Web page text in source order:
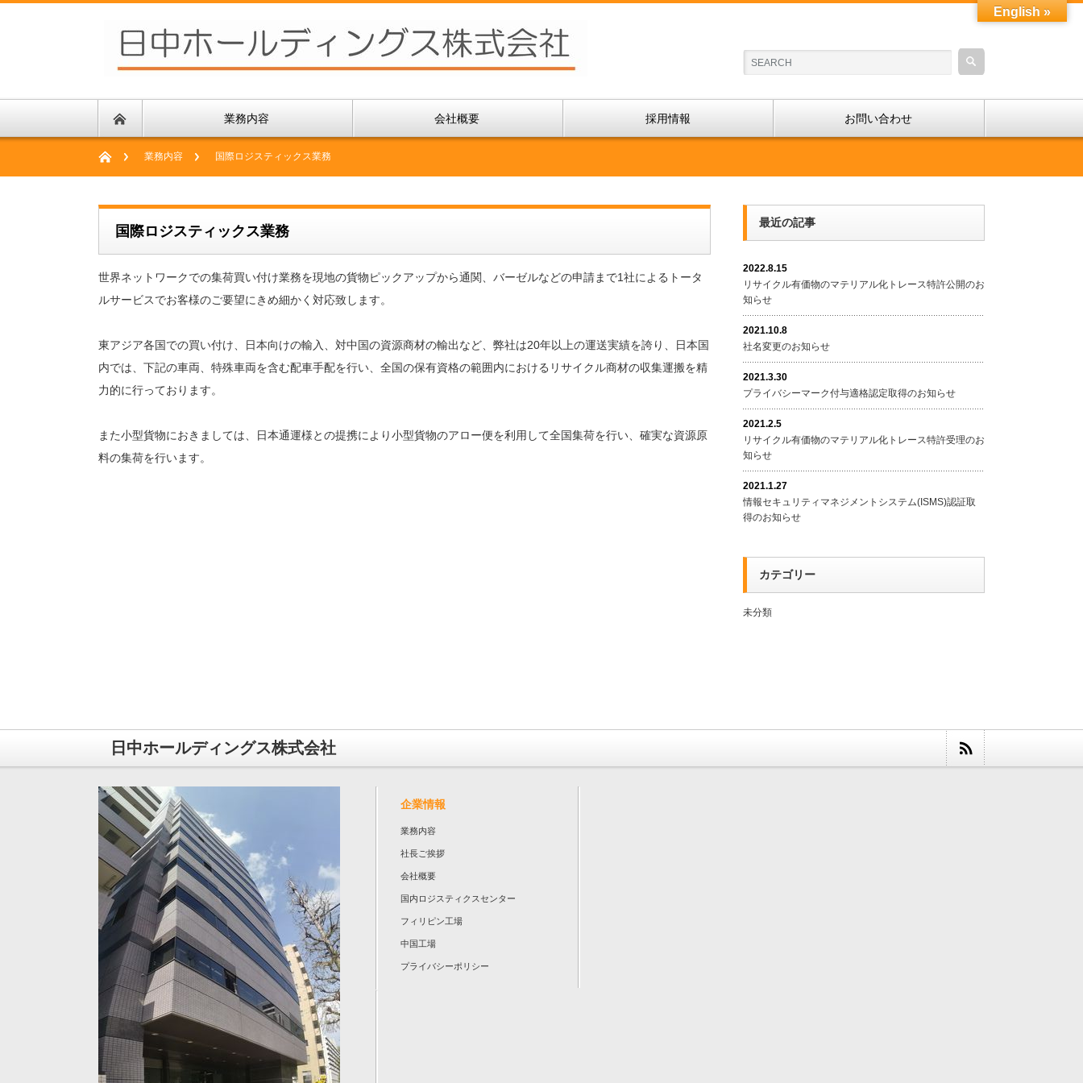
業務内容 会社概要 採用情報 お問い合わせ
業務内容 国際ロジスティックス業務
国際ロジスティックス業務
世界ネットワークでの集荷買い付け業務を現地の貨物ピックアップから通関、バーゼルなどの申請まで1社によるトータ
ルサービスでお客様のご要望にきめ細かく対応致します。
東アジア各国での買い付け、日本向けの輸入、対中国の資源商材の輸出など、弊社は20年以上の運送実績を誇り、日本国
内では、下記の車両、特殊車両を含む配車手配を行い、全国の保有資格の範囲内におけるリサイクル商材の収集運搬を精
力的に行っております。
また小型貨物におきましては、日本通運様との提携により小型貨物のアロー便を利用して全国集荷を行い、確実な資源原
料の集荷を行います。
最近の記事
2022.8.15
リサイクル有価物のマテリアル化トレース特許公開のお
知らせ
2021.10.8
社名変更のお知らせ
2021.3.30
プライバシーマーク付与適格認定取得のお知らせ
2021.2.5
リサイクル有価物のマテリアル化トレース特許受理のお
知らせ
2021.1.27
情報セキュリティマネジメントシステム(ISMS)認証取
得のお知らせ
カテゴリー
未分類
日中ホールディングス株式会社
企業情報
業務内容
社長ご挨拶
会社概要
国内ロジスティクスセンター
フィリピン工場
中国工場
プライバシーポリシー
English »